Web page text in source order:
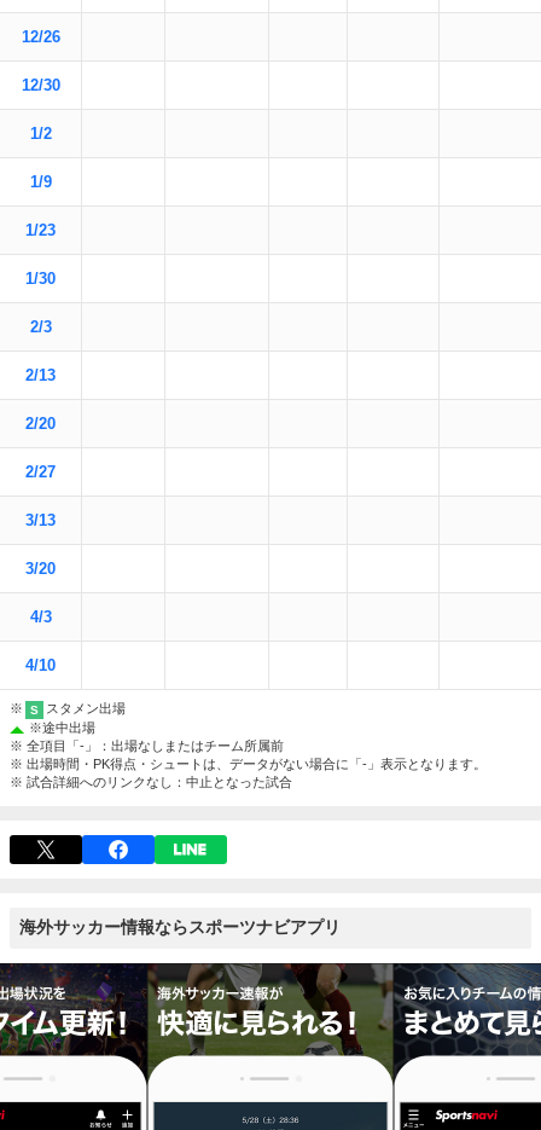
12/26
12/30
1/2
1/9
1/23
1/30
2/3
2/13
2/20
2/27
3/13
3/20
4/3
4/10
※ S
スタメン出場
※途中出場
※ 全項目「-」：出場なしまたはチーム所属前
※ 出場時間・PK得点・シュートは、データがない場合に「-」表示となります。
※ 試合詳細へのリンクなし：中止となった試合
海外サッカー情報ならスポーツナビアプリ